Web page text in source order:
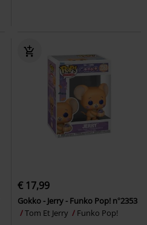
€ 17,99
Gokko - Jerry - Funko Pop! n°2353
Tom Et Jerry
Funko Pop!